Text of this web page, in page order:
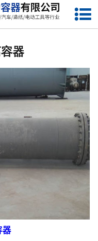
首页
液化气储罐
空气储罐
缓冲罐
换热容器
器
器